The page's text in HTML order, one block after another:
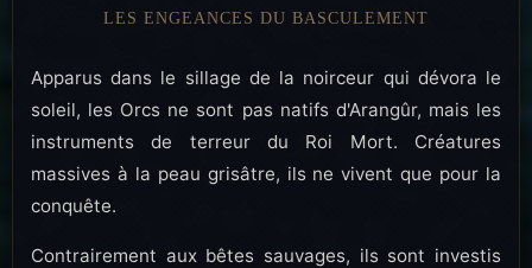
LES ENGEANCES DU BASCULEMENT
Apparus dans le sillage de la noirceur qui dévora le
soleil, les Orcs ne sont pas natifs d'Arangûr, mais les
instruments de terreur du Roi Mort. Créatures
massives à la peau grisâtre, ils ne vivent que pour la
conquête.
Contrairement aux bêtes sauvages, ils sont investis